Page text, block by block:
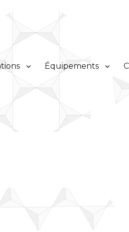
Équipements